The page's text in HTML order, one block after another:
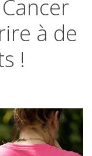
Cancer
à de
!